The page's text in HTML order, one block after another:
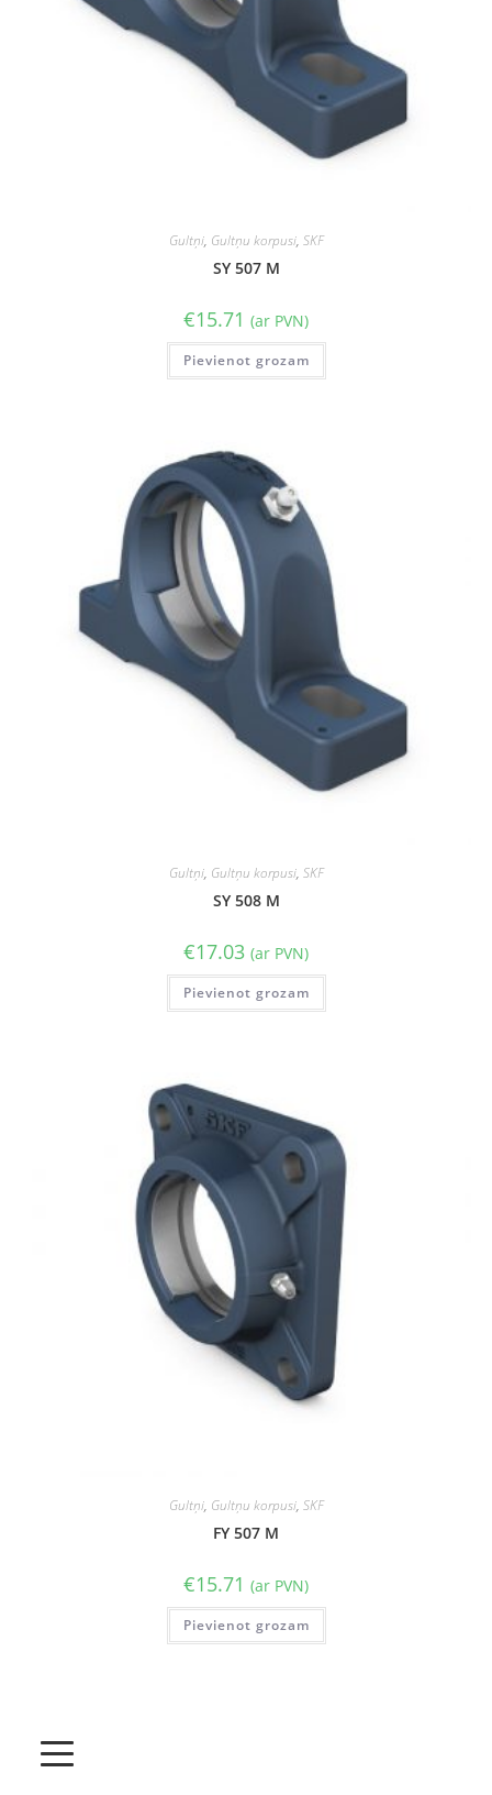
Gultņi, Gultņu korpusi, SKF
SY 507 M
€15.71 (ar PVN)
Pievienot grozam
Gultņi, Gultņu korpusi, SKF
SY 508 M
€17.03 (ar PVN)
Pievienot grozam
Gultņi, Gultņu korpusi, SKF
FY 507 M
€15.71 (ar PVN)
Pievienot grozam